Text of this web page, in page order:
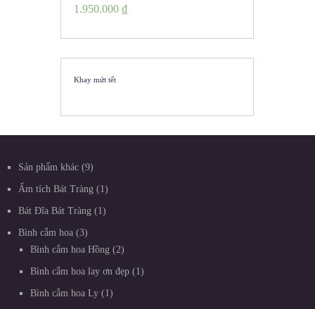
1.950.000₫
Khay mứt tết
Sản phẩm khác 9
Ấm tích Bát Tràng 1
Bát Đĩa Bát Tràng 1
Bình cắm hoa
3
Bình cắm hoa Hồng
2
Bình cắm hoa lay ơn đẹp 1
Bình cắm hoa Ly 1